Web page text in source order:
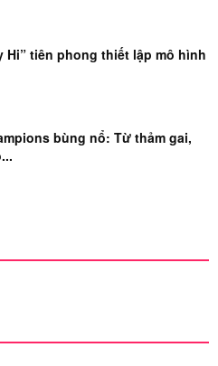
Hi” tiên phong thiết lập mô hình
bùng nổ: Từ thảm gai,